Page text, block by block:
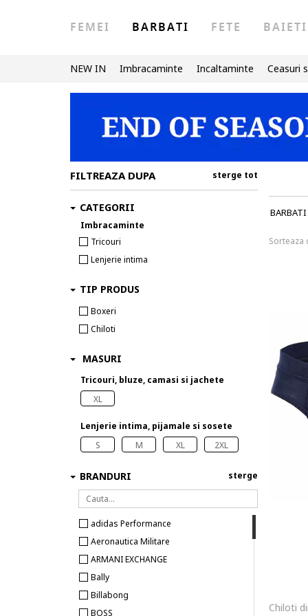
FEMEI BARBATI FETE BAIETI
NEW IN Imbracaminte Incaltaminte Ceasuri
BARBATI
Sorteaza
FILTREAZA DUPA sterge tot
CATEGORII
Imbracaminte
Tricouri
Lenjerie intima
TIP PRODUS
Boxeri
Chiloti
MASURI
Tricouri, bluze, camasi si jachete
XL
Lenjerie intima, pijamale si sosete
S
M XL 2XL
BRANDURI
adidas Performance
Aeronautica Militare
ARMANI EXCHANGE
Bally
Billabong
BOSS
sterge